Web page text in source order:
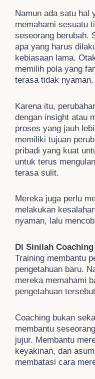
Namun ada satu hal
memahami sesuatu
seseorang berubah.
apa yang harus
kebiasaan lama.
memilih pola yang
terasa tidak nyaman.
Karena itu,
dengan insight atau
proses yang jauh
memiliki tujuan
pribadi yang kuat
untuk terus
terasa sulit.
Mereka juga perlu
melakukan
nyaman, lalu
Di Sinilah
Training membantu
pengetahuan baru.
mereka memahami
pengetahuan
Coaching bukan
membantu
jujur. Membantu
keyakinan, dan
membatasi cara